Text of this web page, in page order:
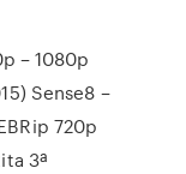
– 1080p
Sense8 –
720p
3ª